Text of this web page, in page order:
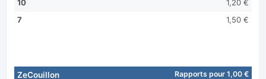
10
1,20 €
7
1,50 €
ZeCouillon Rapports pour 1,00 €